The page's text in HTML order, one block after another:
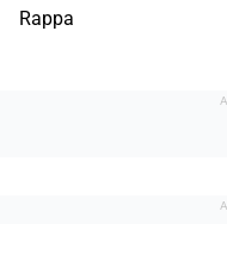
Rappa